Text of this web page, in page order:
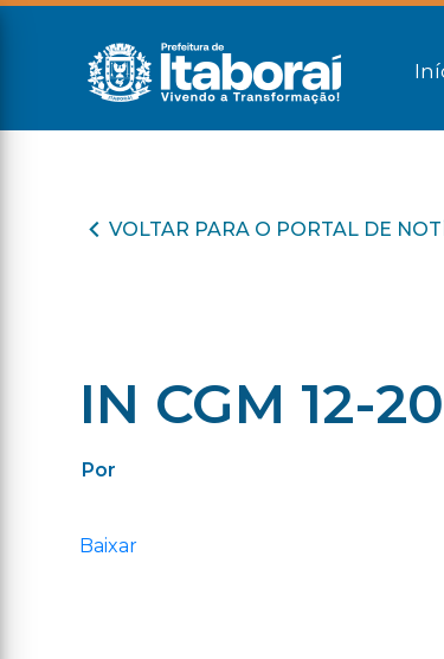
VOLTAR PARA O PORTAL DE
IN CGM 12-
Por
Baixar